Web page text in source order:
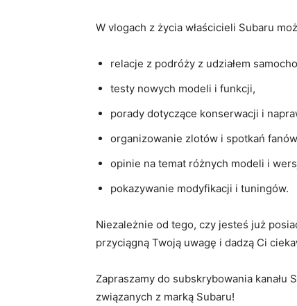
W vlogach z życia właścicieli Subaru
relacje z podróży z udziałem
testy nowych modeli i funkcji,
porady dotyczące konserwacji i
organizowanie⁣ zlotów i spotkań
opinie na temat różnych modeli i
pokazywanie modyfikacji i​ tuningów.
Niezależnie‍ od tego, czy jesteś już
przyciągną Twoją⁢ uwagę i dadzą‌ Ci
Zapraszamy ⁣do subskrybowania ‍kanału
związanych z ‌marką⁢ Subaru!